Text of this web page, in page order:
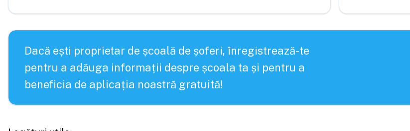
Dacă ești proprietar de școală de șoferi, înregistrează-te
pentru a adăuga informații despre școala ta și pentru a
beneficia de aplicația noastră gratuită!